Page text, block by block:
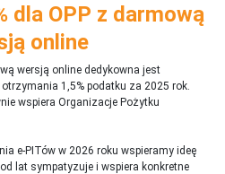
dla OPP z darmową
online
wersją online dedykowna jest
1,5% podatku za 2025 rok.
wspiera Organizacje Pożytku
e-PITów w 2026 roku wspieramy ideę
lat sympatyzuje i wspiera konkretne